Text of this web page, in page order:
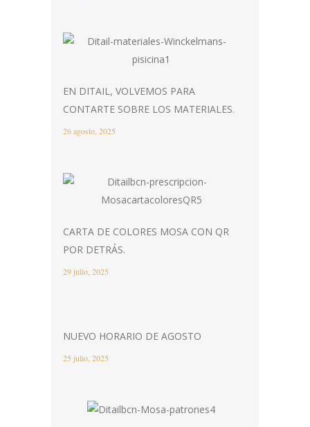
EN DITAIL, VOLVEMOS PARA
CONTARTE SOBRE LOS MATERIALES.
26 agosto, 2025
CARTA DE COLORES MOSA CON QR
POR DETRÁS.
29 julio, 2025
NUEVO HORARIO DE AGOSTO
25 julio, 2025